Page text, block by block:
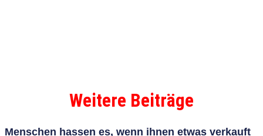
Weitere Beiträge
Menschen hassen es, wenn ihnen etwas verkauft